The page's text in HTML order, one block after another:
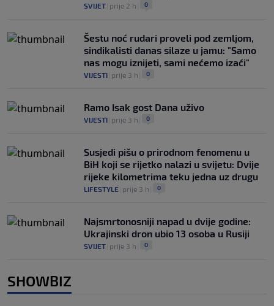
SVIJET prije 2 h 0
Šestu noć rudari proveli pod zemljom,
sindikalisti danas silaze u jamu: "Samo
nas mogu iznijeti, sami nećemo izaći"
VIJESTI prije 3 h 0
Ramo Isak gost Dana uživo
VIJESTI prije 3 h 0
Susjedi pišu o prirodnom fenomenu u
BiH koji se rijetko nalazi u svijetu: Dvije
rijeke kilometrima teku jedna uz drugu
LIFESTYLE prije 3 h 0
Najsmrtonosniji napad u dvije godine:
Ukrajinski dron ubio 13 osoba u Rusiji
SVIJET prije 3 h 0
SHOWBIZ